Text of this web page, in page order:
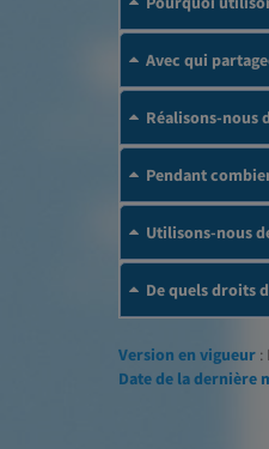
Avec qui
Réalisons-nous
Pendant
Utilisons-nous
De quels droits
Version en vigueur :
Date de la dernière